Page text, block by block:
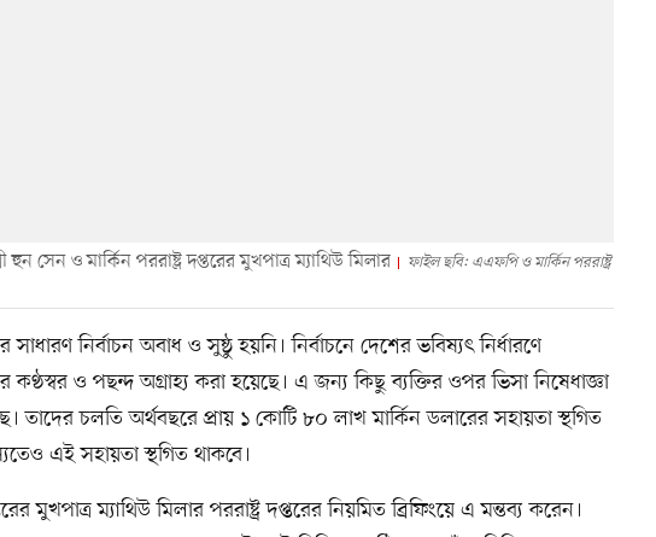
হুন সেন ও মার্কিন পররাষ্ট্র দপ্তরের মুখপাত্র ম্যাথিউ মিলার
ফাইল ছবি: এএফপি ও মার্কিন পররাষ্ট্র
সাধারণ নির্বাচন অবাধ ও সুষ্ঠু হয়নি। নির্বাচনে দেশের ভবিষ্যৎ নির্ধারণে
কণ্ঠস্বর ও পছন্দ অগ্রাহ্য করা হয়েছে। এ জন্য কিছু ব্যক্তির ওপর ভিসা নিষেধাজ্ঞা
তাদের চলতি অর্থবছরে প্রায় ১ কোটি ৮০ লাখ মার্কিন ডলারের সহায়তা স্থগিত
এই সহায়তা স্থগিত থাকবে।
মুখপাত্র ম্যাথিউ মিলার পররাষ্ট্র দপ্তরের নিয়মিত ব্রিফিংয়ে এ মন্তব্য করেন।